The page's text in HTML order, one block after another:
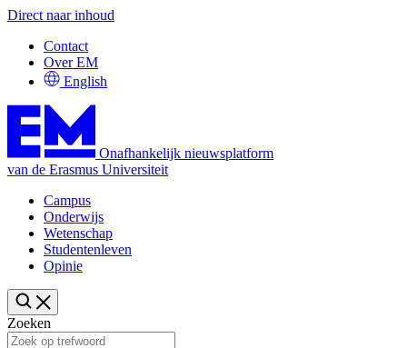
Direct naar inhoud
Contact
Over EM
English
Onafhankelijk nieuwsplatform
van de Erasmus Universiteit
Campus
Onderwijs
Wetenschap
Studentenleven
Opinie
Zoeken